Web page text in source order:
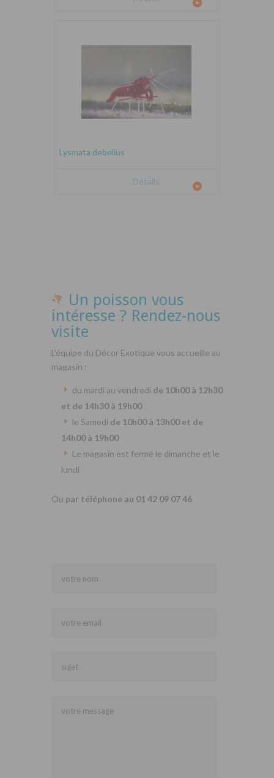
Lysmata debelius
Détails
Un poisson vous
intéresse ? Rendez-nous
visite
L’équipe du Décor Exotique vous accueille au
magasin :
du mardi au vendredi de 10h00 à 12h30
et de 14h30 à 19h00
le Samedi de 10h00 à 13h00 et de
14h00 à 19h00
Le magasin est fermé le dimanche et le
lundi
Ou par téléphone au 01 42 09 07 46